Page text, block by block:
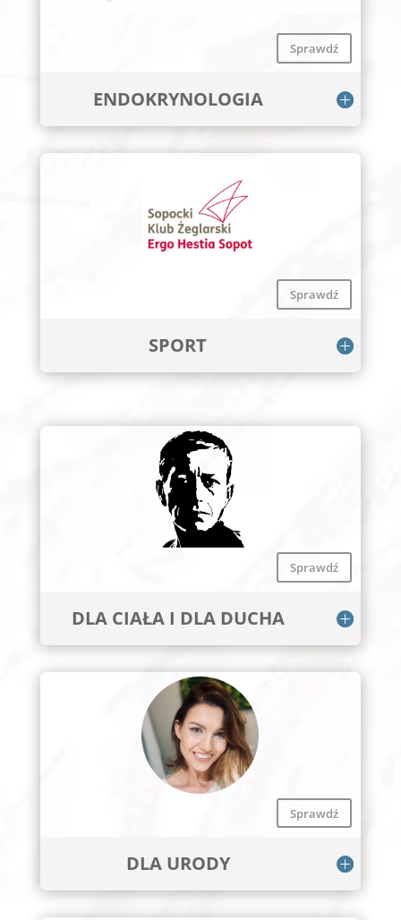
Sprawdź
ENDOKRYNOLOGIA
Sprawdź
SPORT
Sprawdź
DLA CIAŁA I DLA DUCHA
Sprawdź
DLA URODY